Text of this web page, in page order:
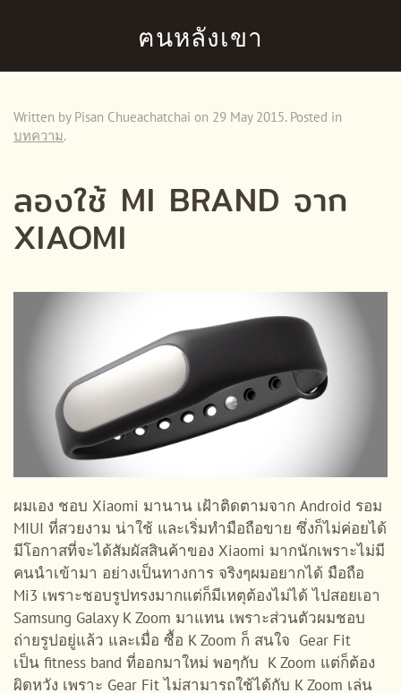
Skip to main contentฅนหลังเขา
Written by Pisan Chueachatchai on 29 May 2015. Posted in
บทความ.
ลองใช้ MI BRAND จาก
XIAOMI
ผมเอง ชอบ Xiaomi มานาน เฝ้าติดตามจาก Android รอม
MIUI ที่สวยงาม น่าใช้ และเริ่มทำมือถือขาย ซึ่งก็ไม่ค่อยได้
มีโอกาสที่จะได้สัมผัสสินค้าของ Xiaomi มากนักเพราะไม่มี
คนนำเข้ามา อย่างเป็นทางการ จริงๆผมอยากได้ มือถือ
Mi3 เพราะชอบรูปทรงมากแต่ก็มีเหตุต้องไม่ได้ ไปสอยเอา
Samsung Galaxy K Zoom มาแทน เพราะส่วนตัวผมชอบ
ถ่ายรูปอยู่แล้ว และเมื่อ ซื้อ K Zoom ก็ สนใจ Gear Fit
เป็น fitness band ที่ออกมาใหม่ พอๆกับ K Zoom แต่ก็ต้อง
ผิดหวัง เพราะ Gear Fit ไม่สามารถใช้ได้กับ K Zoom เล่น